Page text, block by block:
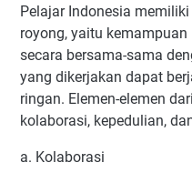
Pelajar Indonesia
royong, yaitu
secara bersama-sama
yang dikerjakan dapat
ringan. Elemen-elemen
kolaborasi, kepedulian,
a. Kolaborasi